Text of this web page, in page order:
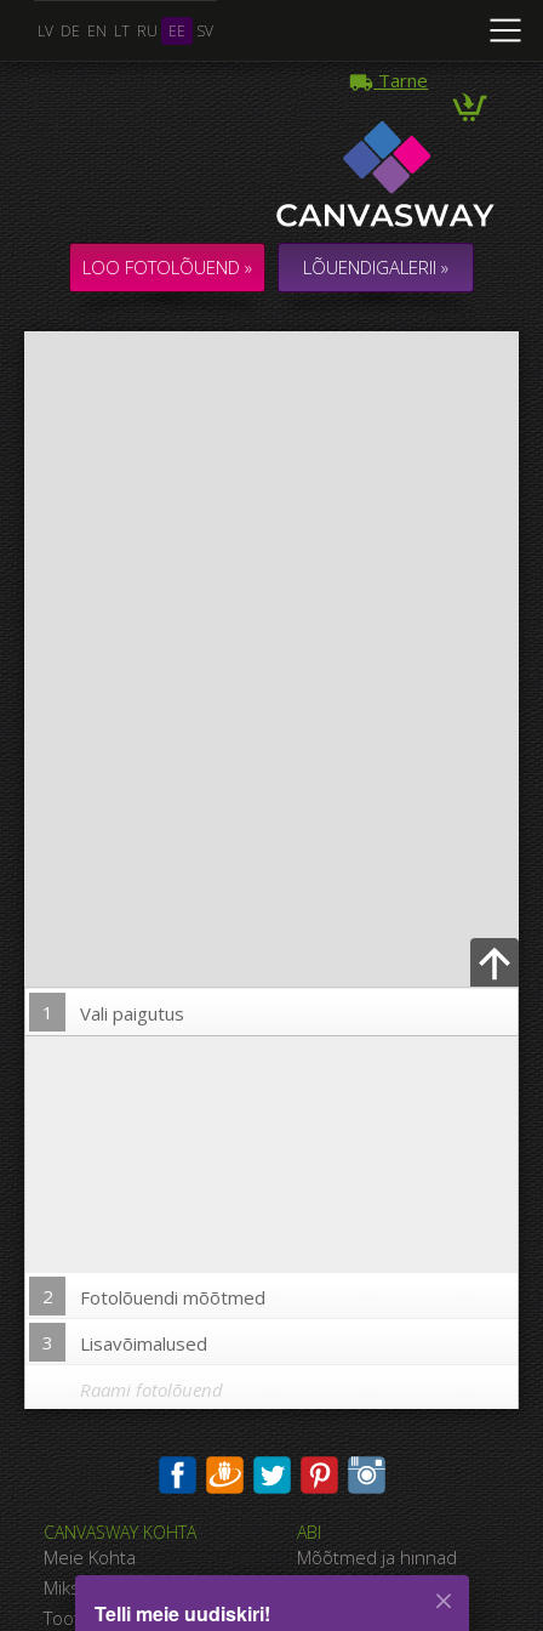
LV DE EN LT RU EE SV
Tarne
LOO FOTOLÕUEND » LÕUENDIGALERII »
Lae pilt üles
1 Vali paigutus
2
Fotolõuendi mõõtmed
3
Lisavõimalused
Trükkida pilt fotolõuendi äärtele:
Ei
Kaugus piltide vahel:
Raami fotolõuend
Mitu Foto
KOLLAAŽ / KOMPOSITSIOON mitmest Fotost
CANVASWAY KOHTA
Meie Kohta
Miks CanvasWAY
Toote Kvaliteet
ABI
Mõõtmed ja hinnad
Maksevõimalused
Telli meie uudiskiri!